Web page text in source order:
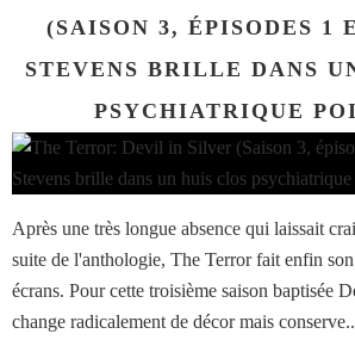
(SAISON 3, ÉPISODES 1
STEVENS BRILLE DANS
PSYCHIATRIQUE
Après une très longue absence qui laissait
suite de l'anthologie, The Terror fait enfin
écrans. Pour cette troisième saison baptisée
change radicalement de décor mais